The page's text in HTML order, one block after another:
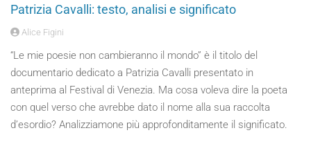
Patrizia Cavalli: testo, analisi e significato
Alice Figini
“Le mie poesie non cambieranno il mondo” è il titolo del
documentario dedicato a Patrizia Cavalli presentato in
anteprima al Festival di Venezia. Ma cosa voleva dire la poeta
con quel verso che avrebbe dato il nome alla sua raccolta
d’esordio? Analizziamone più approfonditamente il significato.